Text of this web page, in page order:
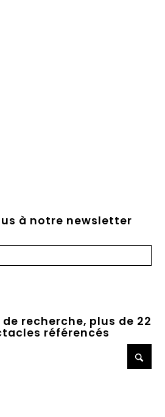
à notre newsletter
recherche, plus de 22
référencés